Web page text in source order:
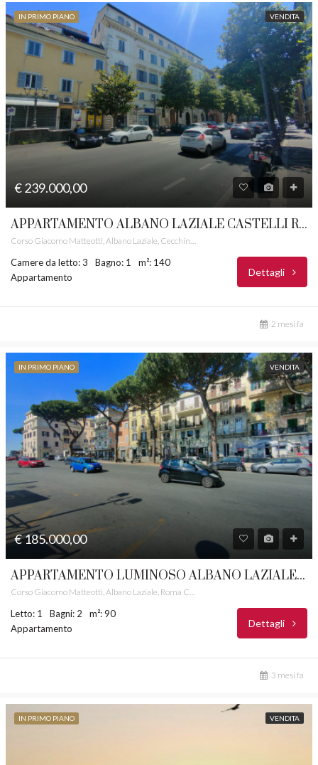
IN PRIMO PIANO VENDITA
€ 239.000,00
APPARTAMENTO ALBANO LAZIALE CASTELLI ROMANI RIF. 12
Corso Giacomo Matteotti, Albano Laziale, Cecchina, Albano Laziale, Roma Capitale, Lazio, 00041, Italia
Camere da letto: 3 Bagno: 1
m²: 140
Appartamento
Dettagli
2 mesi fa
IN PRIMO PIANO VENDITA
€ 185.000,00
APPARTAMENTO LUMINOSO ALBANO LAZIALE CASTELLI ROMANI RIF. 30
Letto: 1 Bagni: 2
m²: 90
Appartamento
Dettagli
3 mesi fa
IN PRIMO PIANO VENDITA